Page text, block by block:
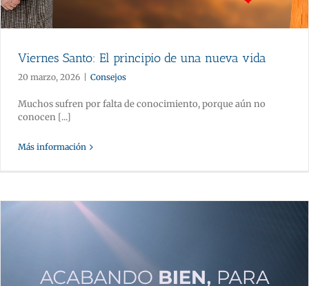
Viernes Santo: El principio de una nueva vida
20 marzo, 2026 Consejos
Muchos sufren por falta de conocimiento, porque aún no
conocen [...]
Más información